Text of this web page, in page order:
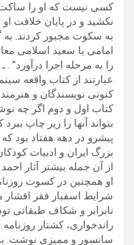
کسی نیست که او را ساکت
نکشید و در پایان خلافت او
به سکوت مجبور کردند. به
امامی یا سعید اسلامی
را به مرحله اجرا درآورد”
عبارتند از کتاب واقعه
کنونی نویسندگان و
کتاب اول و دوم اگر چه
بتواند آنها را زیر چاپ
پیشرو در دهه هفتاد بود
بزرگ ایران و ادبیات
او همچنین در کسوت
شرایط اسفبار فقر
نابرابر و شکاف طبقاتی
راندخواری، کشتار
سانسور و ممیزی نوشت.